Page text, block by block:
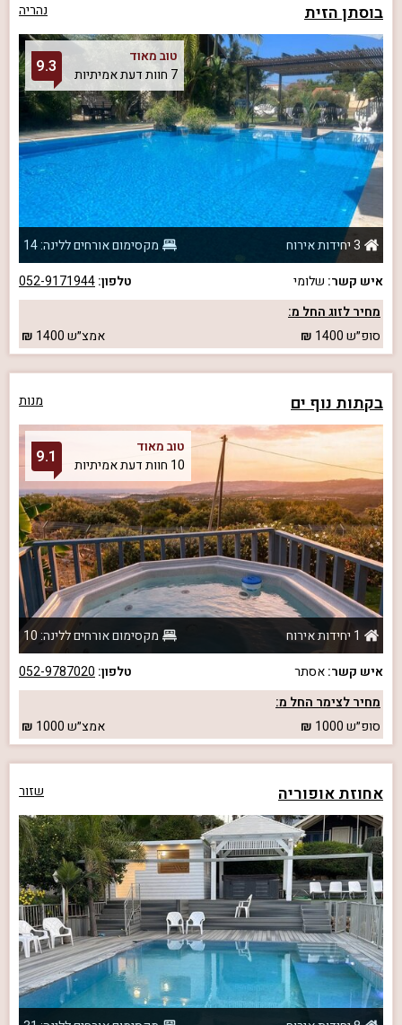
בוסתן הזית נהריה
טוב מאוד
7 חוות דעת אמיתיות
9.3
3 יחידות אירוח
מקסימום אורחים ללינה: 14
איש קשר: שלומי טלפון:052-9171944
מחיר לזוג החל מ:
סופ״ש1400 אמצ״ש1400
בקתות נוף ים מנות
טוב מאוד
10 חוות דעת אמיתיות
9.1
1 יחידות אירוח
מקסימום אורחים ללינה: 10
איש קשר:אסתר טלפון: 052-9787020
מחיר לצימר החל מ:
סופ״ש1000 אמצ״ש1000
אחוזת אופוריה שזור